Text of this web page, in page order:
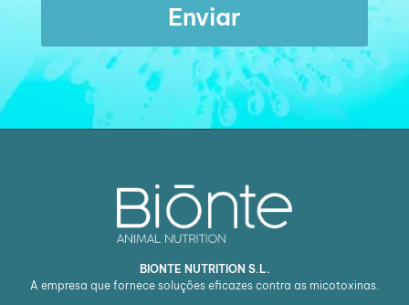
Enviar
BIONTE NUTRITION S.L.
A empresa que fornece soluções eficazes contra as micotoxinas.